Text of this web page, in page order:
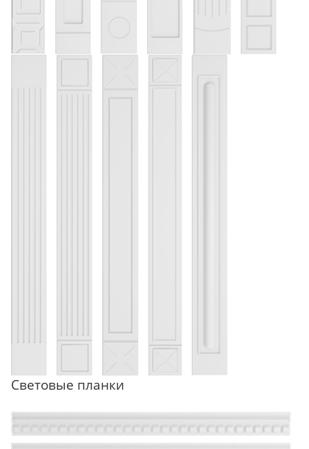
Световые планки